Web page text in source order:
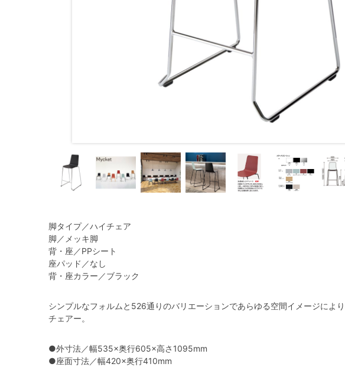
脚タイプ／ハイチェア
脚／メッキ脚
背・座／PPシート
座パッド／なし
背・座カラー／ブラック
シンプルなフォルムと526通りのバリエーションであらゆる空間イメージによ
チェアー。
●外寸法／幅535×奥行605×高さ1095mm
●座面寸法／幅420×奥行410mm